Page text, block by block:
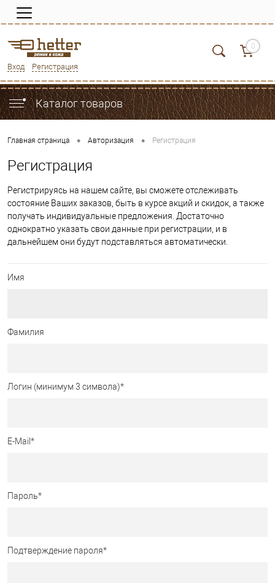
Вход Регистрация
0
Каталог товаров
Главная страница • Авторизация • Регистрация
Регистрация
Регистрируясь на нашем сайте, вы сможете отслеживать
состояние Ваших заказов, быть в курсе акций и скидок, а также
получать индивидуальные предложения. Достаточно
однократно указать свои данные при регистрации, и в
дальнейшем они будут подставляться автоматически.
Имя
Фамилия
Логин (минимум 3 символа)*
E-Mail *
Пароль*
Подтверждение пароля*